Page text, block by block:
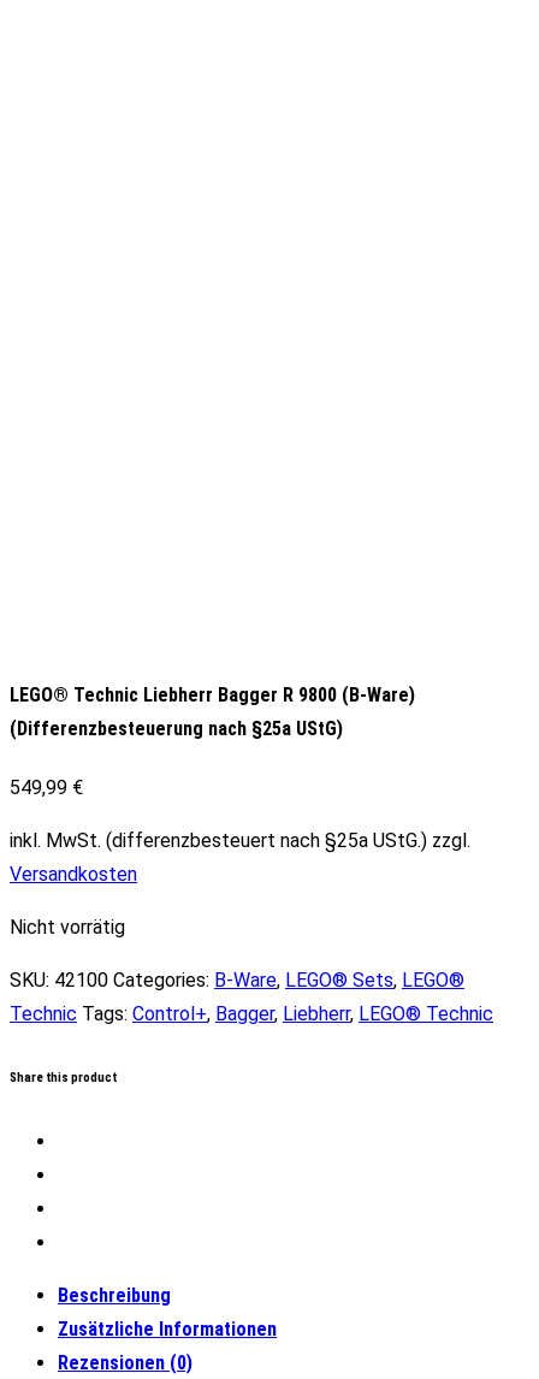
LEGO® Technic Liebherr Bagger R 9800 (B-Ware)
(Differenzbesteuerung nach §25a UStG)
549,99 €
inkl. MwSt. (differenzbesteuert nach §25a UStG.) zzgl.
Versandkosten
Nicht vorrätig
SKU: 42100 Categories: B-Ware, LEGO® Sets, LEGO®
Technic Tags: Control+, Bagger, Liebherr, LEGO® Technic
Share this product
Beschreibung
Zusätzliche Informationen
Rezensionen (0)